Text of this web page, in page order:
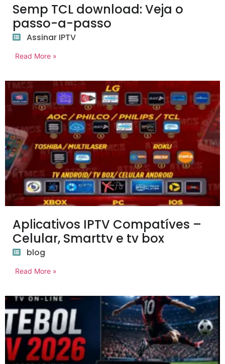
Semp TCL download: Veja o
passo-a-passo
Assinar IPTV
Read More »
Aplicativos IPTV Compatíves –
Celular, Smarttv e tv box
blog
Read More »